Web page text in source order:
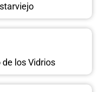
los Vidrios